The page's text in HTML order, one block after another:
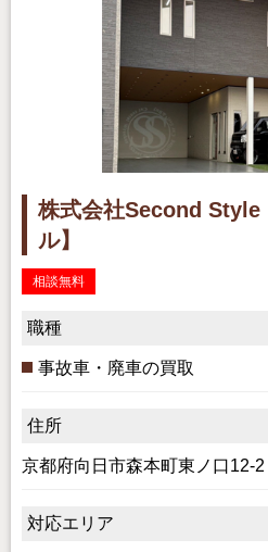
株式会社Second
ル】
相談無料
職種
事故車・廃車の買取
住所
京都府向日市森本町東ノ口12-2
対応エリア